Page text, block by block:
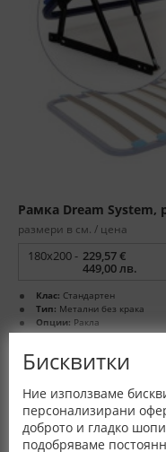
Бисквитки
Ние използваме
персонализирани
доброто и гладко
подобряваме
Рамка Dream
размери в см. / цена
180x200 - 229,57 €
449,00 лв.
Клас: Стандартен
Тип: Метални без крака
Опции: Ракла
Гаранция:3 год.